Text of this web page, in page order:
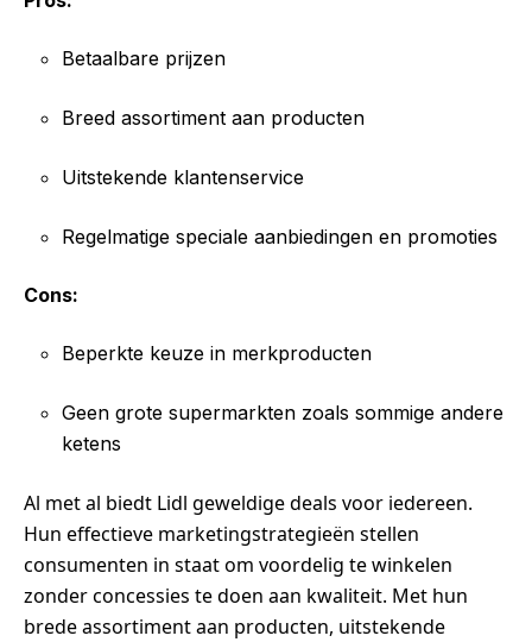
Betaalbare prijzen
Breed assortiment aan producten
Uitstekende klantenservice
Regelmatige speciale aanbiedingen en promoties
Cons:
Beperkte keuze in merkproducten
Geen grote supermarkten zoals sommige andere
ketens
Al met al biedt Lidl geweldige deals voor iedereen.
Hun effectieve marketingstrategieën stellen
consumenten in staat om voordelig te winkelen
zonder concessies te doen aan kwaliteit. Met hun
brede assortiment aan producten, uitstekende